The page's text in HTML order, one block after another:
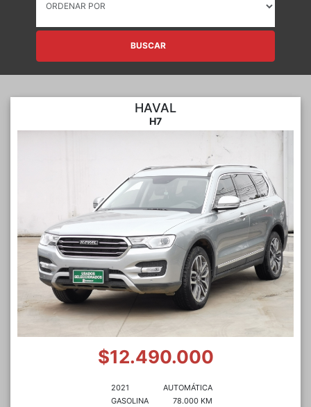
BUSCAR
HAVAL
H7
$12.490.000
2021
GASOLINA
AUTOMÁTICA
78.000 KM